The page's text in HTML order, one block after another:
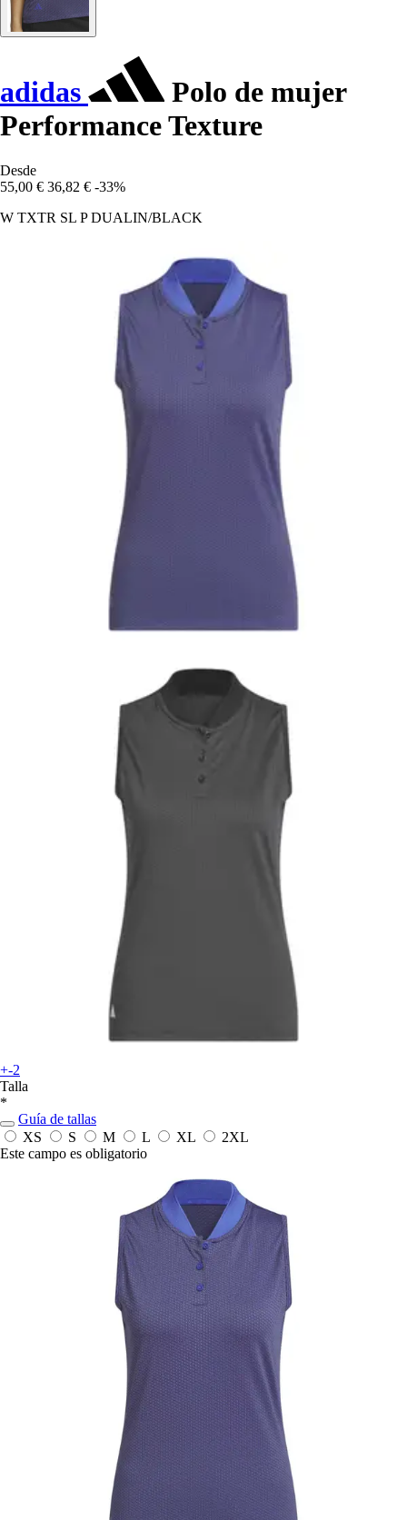
adidas
Polo de mujer
Performance Texture
Desde
55,00 € 36,82 € -33%
W TXTR SL P DUALIN/BLACK
+-2
Talla
*
Guía de tallas
XS
S M L XL
2XL
Este campo es obligatorio